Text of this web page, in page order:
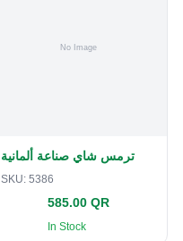
ترمس شاي صناعة ألمانية
SKU: 5386
585.00 QR
In Stock